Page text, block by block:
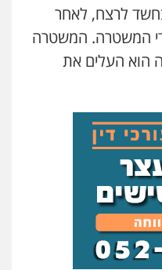
– לוי
חמורה
חן ברוך
מעצרים וחקירות
מעצרים וחקירות
לרצח, לאחר
המשטרה. המשטרה
הוא העלים את